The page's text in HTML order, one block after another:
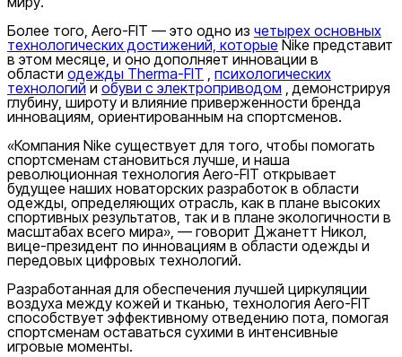
Более того, Aero-FIT — это одно из четырех основных
технологических достижений, которые Nike представит
в этом месяце, и оно дополняет инновации в
области одежды Therma-FIT , психологических
технологий и обуви с электроприводом , демонстрируя
глубину, широту и влияние приверженности бренда
инновациям, ориентированным на спортсменов.
«Компания Nike существует для того, чтобы помогать
спортсменам становиться лучше, и наша
революционная технология Aero-FIT открывает
будущее наших новаторских разработок в области
одежды, определяющих отрасль, как в плане высоких
спортивных результатов, так и в плане экологичности в
масштабах всего мира», — говорит Джанетт Никол,
вице-президент по инновациям в области одежды и
передовых цифровых технологий.
Разработанная для обеспечения лучшей циркуляции
воздуха между кожей и тканью, технология Aero-FIT
способствует эффективному отведению пота, помогая
спортсменам оставаться сухими в интенсивные
игровые моменты.